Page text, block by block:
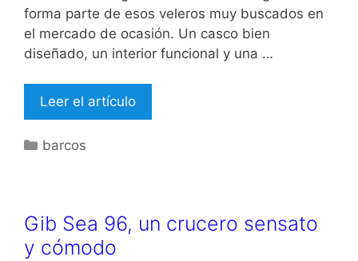
forma parte de esos veleros muy buscados en
el mercado de ocasión. Un casco bien
diseñado, un interior funcional y una …
Leer el artículo
Categorías
barcos
Gib Sea 96, un crucero sensato
y cómodo